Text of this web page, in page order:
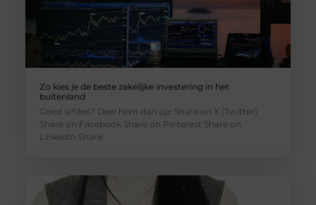
Zo kies je de beste zakelijke investering in het
buitenland
Goed artikel? Deel hem dan op: Share on X (Twitter)
Share on Facebook Share on Pinterest Share on
LinkedIn Share